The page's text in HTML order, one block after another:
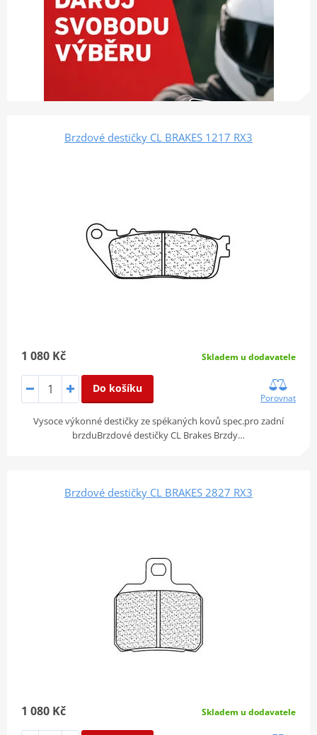
Brzdové destičky CL BRAKES 1217 RX3
1 080 Kč Skladem u dodavatele
Do košíku
Porovnat
Vysoce výkonné destičky ze spékaných kovů spec.pro zadní
brzduBrzdové destičky CL Brakes Brzdy…
Brzdové destičky CL BRAKES 2827 RX3
1 080 Kč Skladem u dodavatele